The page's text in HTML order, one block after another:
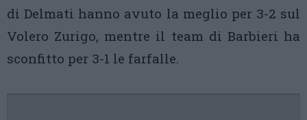
di Delmati hanno avuto la meglio per 3-2 sul
Volero Zurigo, mentre il team di Barbieri ha
sconfitto per 3-1 le farfalle.